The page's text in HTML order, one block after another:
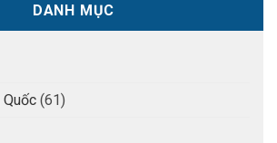
DANH MỤC
(61)